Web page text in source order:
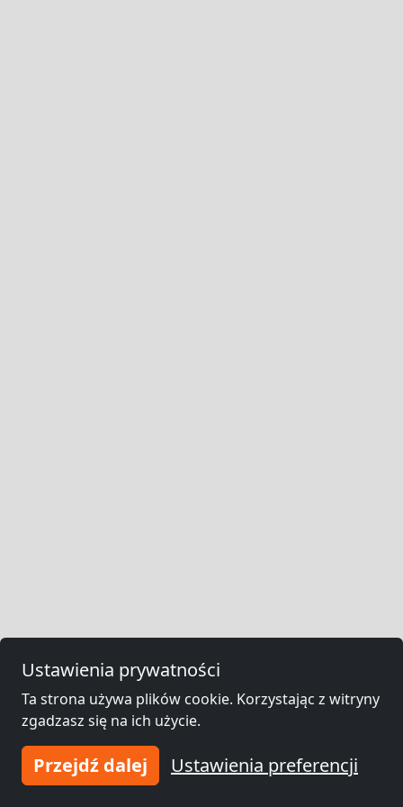
Ustawienia prywatności
Ta strona używa plików cookie. Korzystając z witryny
zgadzasz się na ich użycie.
Przejdź dalej Ustawienia preferencji